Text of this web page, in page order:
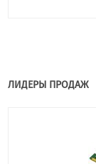
ЛИДЕРЫ ПРОДАЖ